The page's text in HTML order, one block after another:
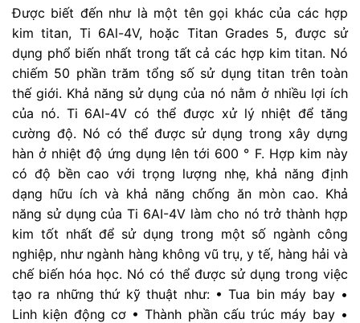
Được biết đến như là một tên gọi khác của các hợp
kim titan, Ti 6Al-4V, hoặc Titan Grades 5, được sử
dụng phổ biến nhất trong tất cả các hợp kim titan. Nó
chiếm 50 phần trăm tổng số sử dụng titan trên toàn
thế giới. Khả năng sử dụng của nó nằm ở nhiều lợi ích
của nó. Ti 6Al-4V có thể được xử lý nhiệt để tăng
cường độ. Nó có thể được sử dụng trong xây dựng
hàn ở nhiệt độ ứng dụng lên tới 600 ° F. Hợp kim này
có độ bền cao với trọng lượng nhẹ, khả năng định
dạng hữu ích và khả năng chống ăn mòn cao. Khả
năng sử dụng của Ti 6AI-4V làm cho nó trở thành hợp
kim tốt nhất để sử dụng trong một số ngành công
nghiệp, như ngành hàng không vũ trụ, y tế, hàng hải và
chế biến hóa học. Nó có thể được sử dụng trong việc
tạo ra những thứ kỹ thuật như: • Tua bin máy bay •
Linh kiện động cơ • Thành phần cấu trúc máy bay •